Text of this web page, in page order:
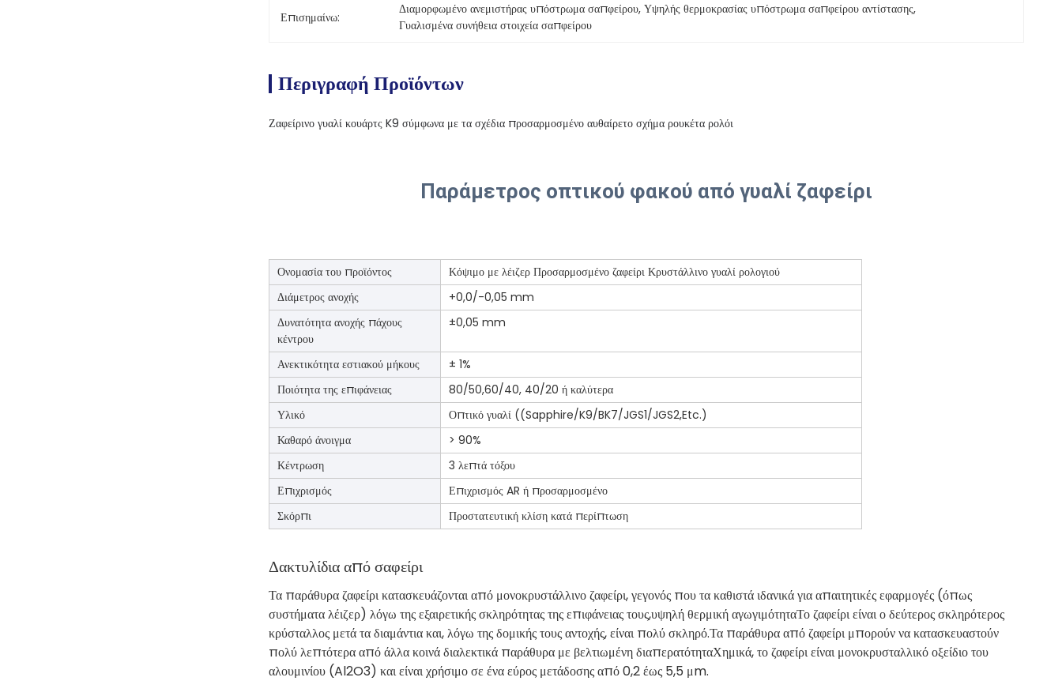
Επισημαίνω:
Διαμορφωμένο ανεμιστήρας υπόστρωμα σαπφείρου, Υψηλής θερμοκρασίας υπόστρωμα σαπφείρου αντίστασης,
Γυαλισμένα συνήθεια στοιχεία σαπφείρου
Περιγραφή Προϊόντων
Ζαφείρινο γυαλί κουάρτς K9 σύμφωνα με τα σχέδια προσαρμοσμένο αυθαίρετο σχήμα ρουκέτα ρολόι
Παράμετρος οπτικού φακού από γυαλί ζαφείρι
Ονομασία του προϊόντος
Κόψιμο με λέιζερ Προσαρμοσμένο ζαφείρι Κρυστάλλινο γυαλί ρολογιού
Διάμετρος ανοχής
+0,0/-0,05 mm
Δυνατότητα ανοχής πάχους
κέντρου
±0,05 mm
Ανεκτικότητα εστιακού μήκους
± 1%
Ποιότητα της επιφάνειας
80/50,60/40, 40/20 ή καλύτερα
Υλικό
Οπτικό γυαλί ((Sapphire/K9/BK7/JGS1/JGS2,Etc.)
Καθαρό άνοιγμα
> 90%
Κέντρωση
3 λεπτά τόξου
Επιχρισμός
Επιχρισμός AR ή προσαρμοσμένο
Σκόρπι
Προστατευτική κλίση κατά περίπτωση
Δακτυλίδια από σαφείρι
Τα παράθυρα ζαφείρι κατασκευάζονται από μονοκρυστάλλινο ζαφείρι, γεγονός που τα καθιστά ιδανικά για απαιτητικές εφαρμογές (όπως
συστήματα λέιζερ) λόγω της εξαιρετικής σκληρότητας της επιφάνειας τους,υψηλή θερμική αγωγιμότηταΤο ζαφείρι είναι ο δεύτερος σκληρότερος
κρύσταλλος μετά τα διαμάντια και, λόγω της δομικής τους αντοχής, είναι πολύ σκληρό.Τα παράθυρα από ζαφείρι μπορούν να κατασκευαστούν
πολύ λεπτότερα από άλλα κοινά διαλεκτικά παράθυρα με βελτιωμένη διαπερατότηταΧημικά, το ζαφείρι είναι μονοκρυσταλλικό οξείδιο του
αλουμινίου (Al2O3) και είναι χρήσιμο σε ένα εύρος μετάδοσης από 0,2 έως 5,5 μm.